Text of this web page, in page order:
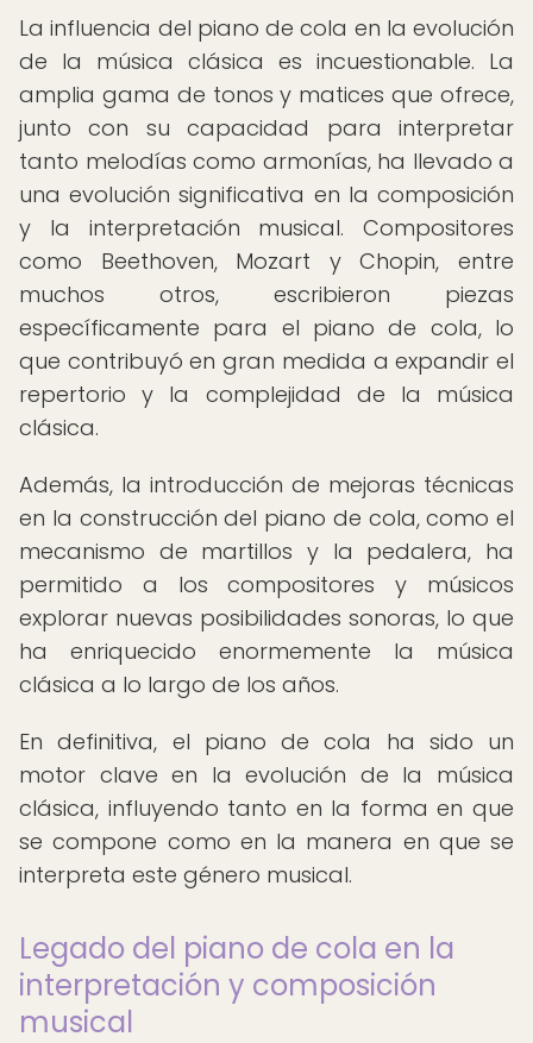
La influencia del piano de cola en la evolución
de la música clásica es incuestionable. La
amplia gama de tonos y matices que ofrece,
junto con su capacidad para interpretar
tanto melodías como armonías, ha llevado a
una evolución significativa en la composición
y la interpretación musical. Compositores
como Beethoven, Mozart y Chopin, entre
muchos otros, escribieron piezas
específicamente para el piano de cola, lo
que contribuyó en gran medida a expandir el
repertorio y la complejidad de la música
clásica.
Además, la introducción de mejoras técnicas
en la construcción del piano de cola, como el
mecanismo de martillos y la pedalera, ha
permitido a los compositores y músicos
explorar nuevas posibilidades sonoras, lo que
ha enriquecido enormemente la música
clásica a lo largo de los años.
En definitiva, el piano de cola ha sido un
motor clave en la evolución de la música
clásica, influyendo tanto en la forma en que
se compone como en la manera en que se
interpreta este género musical.
Legado del piano de cola en la
interpretación y composición
musical